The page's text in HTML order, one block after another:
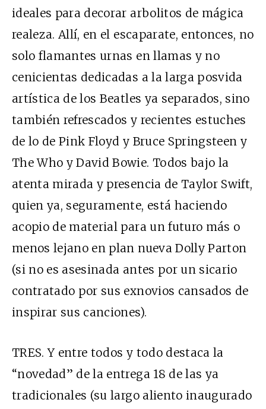
ideales para decorar arbolitos de mágica
realeza. Allí, en el escaparate, entonces, no
solo flamantes urnas en llamas y no
cenicientas dedicadas a la larga posvida
artística de los Beatles ya separados, sino
también refrescados y recientes estuches
de lo de Pink Floyd y Bruce Springsteen y
The Who y David Bowie. Todos bajo la
atenta mirada y presencia de Taylor Swift,
quien ya, seguramente, está haciendo
acopio de material para un futuro más o
menos lejano en plan nueva Dolly Parton
(si no es asesinada antes por un sicario
contratado por sus exnovios cansados de
inspirar sus canciones).
TRES. Y entre todos y todo destaca la
“novedad” de la entrega 18 de las ya
tradicionales (su largo aliento inaugurado